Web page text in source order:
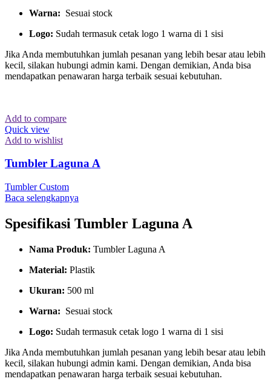
Warna: Sesuai stock
Logo: Sudah termasuk cetak logo 1 warna di 1 sisi
Jika Anda membutuhkan jumlah pesanan yang lebih besar atau lebih
kecil, silakan hubungi admin kami. Dengan demikian, Anda bisa
mendapatkan penawaran harga terbaik sesuai kebutuhan.
Add to compare
Quick view
Add to wishlist
Tumbler Laguna A
Tumbler Custom
Baca selengkapnya
Spesifikasi Tumbler Laguna A
Nama Produk: Tumbler Laguna A
Material: Plastik
Ukuran: 500 ml
Warna: Sesuai stock
Logo: Sudah termasuk cetak logo 1 warna di 1 sisi
Jika Anda membutuhkan jumlah pesanan yang lebih besar atau lebih
kecil, silakan hubungi admin kami. Dengan demikian, Anda bisa
mendapatkan penawaran harga terbaik sesuai kebutuhan.